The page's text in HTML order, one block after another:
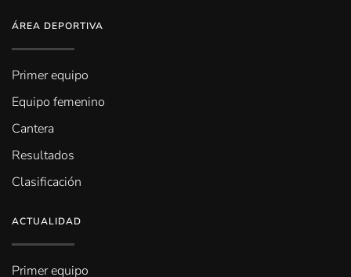
ÁREA DEPORTIVA
Primer equipo
Equipo femenino
Cantera
Resultados
Clasificación
ACTUALIDAD
Primer equipo